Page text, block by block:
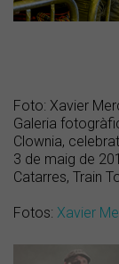
Foto: Xavier
Galeria
Clownia,
3 de maig de
Catarres, Train
Fotos: Xavier